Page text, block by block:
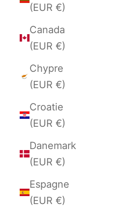
(EUR €)
Canada
(EUR €)
Chypre
(EUR €)
Croatie
(EUR €)
Danemark
(EUR €)
Espagne
(EUR €)